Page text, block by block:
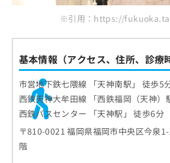
※引用：https://
基本情報（アクセス、住所、診療
市営地下鉄七隈線 「天神南駅」 徒歩5
西鉄天神大牟田線 「西鉄福岡（天神）
西鉄バスセンター 「天神駅」 徒歩6分
〒810-0021 福岡県福岡市中央区今泉
階